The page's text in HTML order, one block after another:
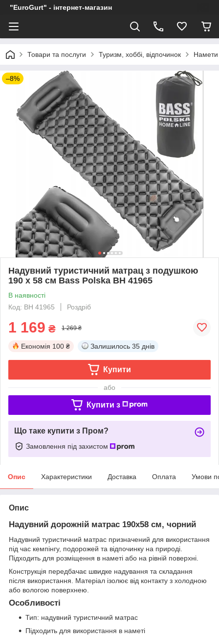
"EuroGurt" - інтернет-магазин
Товари та послуги Туризм, хоббі, відпочинок Намети
–8%
Надувний туристичний матрац з подушкою
190 х 58 см Bass Polska BH 41965
В наявності
Код: BH 41965
Роздріб
1 169 ₴ 1 269 ₴
Економія 100 ₴ Залишилось 35 днів
Купити
або
Купити з
Що таке купити з Пром?
Замовлення під захистом
Опис Характеристики Доставка Оплата Умови
Опис
Надувний дорожній матрас 190x58 см, чорний
Надувний туристичний матрас призначений для використання
під час кемпінгу, подорожей та відпочинку на природі.
Підходить для розміщення в наметі або на рівній поверхні.
Конструкція передбачає швидке надування та складання
після використання. Матеріал ізолює від контакту з холодною
або вологою поверхнею.
Особливості
Тип: надувний туристичний матрас
Підходить для використання в наметі